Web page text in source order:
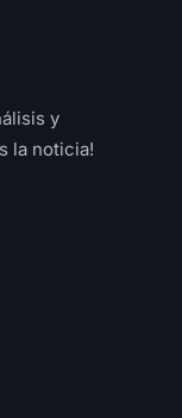
y
la noticia!